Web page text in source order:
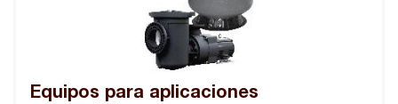
Equipos para aplicaciones